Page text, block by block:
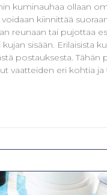
kuminauhaa ollaan
kiinnittää
reunaan tai pujottaa
sisään. Erilaisista
postauksesta. Tähän
vaatteiden eri kohtia ja